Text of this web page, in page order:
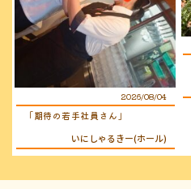
2026/08/04
「期待の若手社員さん」
いにしゃるきー(ホール)